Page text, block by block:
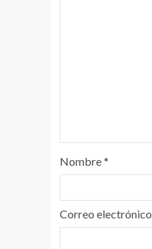
Nombre*
Correo electrónico